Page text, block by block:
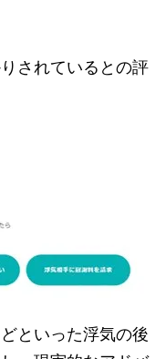
されているとの評
といった浮気の後